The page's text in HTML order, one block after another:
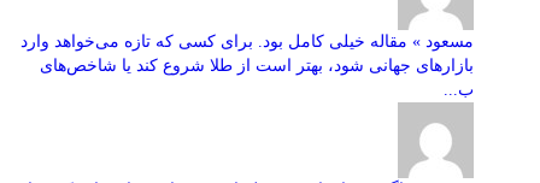
مسعود » مقاله خیلی کامل بود. برای کسی که تازه می‌خواهد وارد
بازارهای جهانی شود، بهتر است از طلا شروع کند یا شاخص‌های
ب...